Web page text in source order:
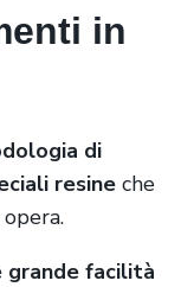
in
di
resine che
grande facilità